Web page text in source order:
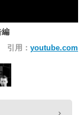
編
引用： youtube.com